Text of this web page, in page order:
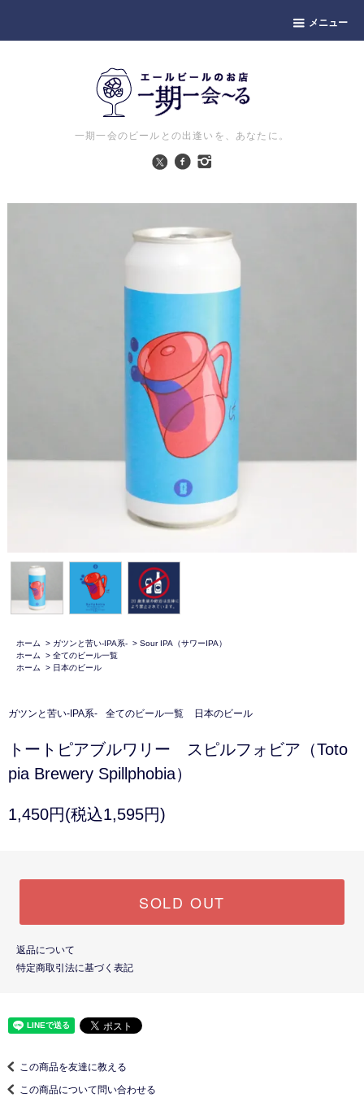
メニュー
一期一会のビールとの出逢いを、あなたに。
ホーム > ガツンと苦い-IPA系- > Sour IPA（サワーIPA）
ホーム
> 全てのビール一覧
ホーム
> 日本のビール
ガツンと苦い-IPA系- 全てのビール一覧 日本のビール
トートピアブルワリー スピルフォビア（Toto
pia Brewery Spillphobia）
1,450円(税込1,595円)
SOLD OUT
返品について
特定商取引法に基づく表記
この商品を友達に教える
この商品について問い合わせる